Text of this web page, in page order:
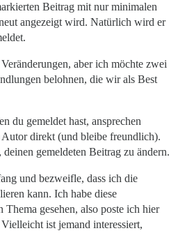
Beitrag mit nur minimalen
angezeigt wird. Natürlich wird er
aber ich möchte zwei
belohnen, die wir als Best
du gemeldet hast, ansprechen
direkt (und bleibe freundlich).
gemeldeten Beitrag zu ändern.
und bezweifle, dass ich die
kann. Ich habe diese
gesehen, also poste ich hier
ist jemand interessiert,